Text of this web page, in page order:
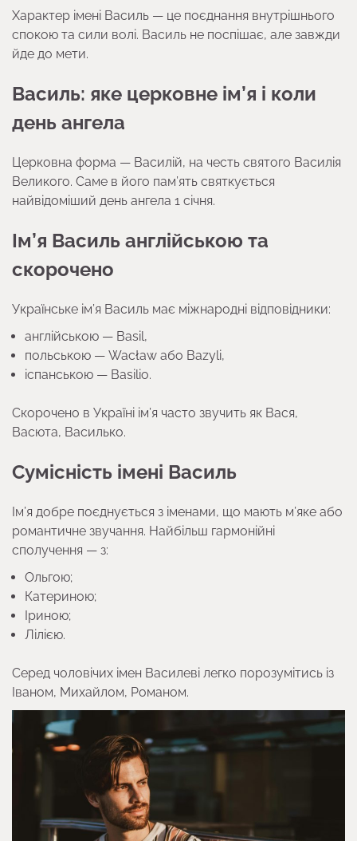
Характер імені Василь — це поєднання внутрішнього
спокою та сили волі. Василь не поспішає, але завжди
йде до мети.
Василь: яке церковне ім’я і коли
день ангела
Церковна форма — Василій, на честь святого Василія
Великого. Саме в його пам’ять святкується
найвідоміший день ангела 1 січня.
Ім’я Василь англійською та
скорочено
Українське ім’я Василь має міжнародні відповідники:
англійською — Basil,
польською — Wacław або Bazyli,
іспанською — Basilio.
Скорочено в Україні ім’я часто звучить як Вася,
Васюта, Василько.
Сумісність імені Василь
Ім’я добре поєднується з іменами, що мають м’яке або
романтичне звучання. Найбільш гармонійні
сполучення — з:
Ольгою;
Катериною;
Іриною;
Лілією.
Серед чоловічих імен Василеві легко порозумітись із
Іваном, Михайлом, Романом.